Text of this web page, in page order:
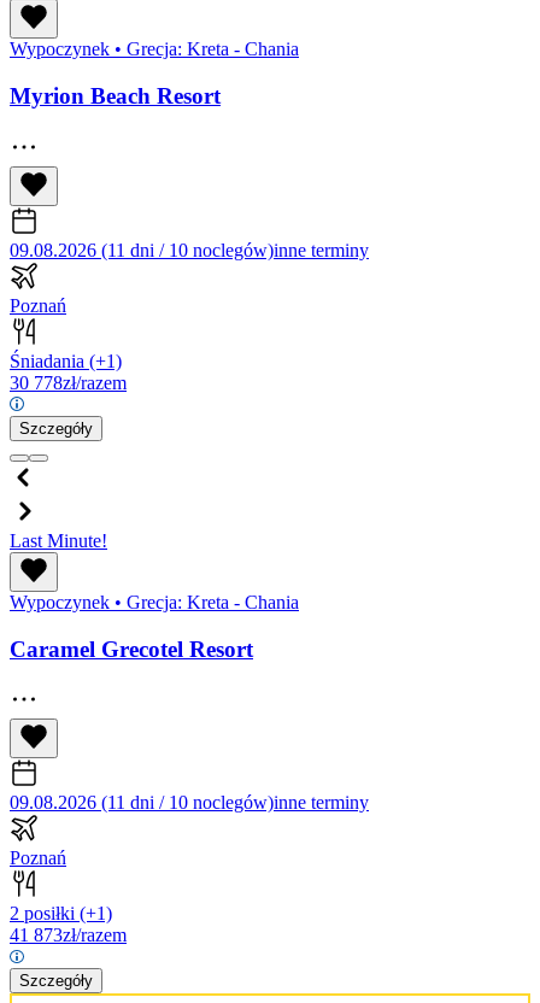
Wypoczynek • Grecja: Kreta - Chania
Myrion Beach Resort
09.08.2026 (11 dni / 10 noclegów)inne terminy
Poznań
Śniadania (+1)
30 778zł/razem
Szczegóły
Last Minute!
Wypoczynek • Grecja: Kreta - Chania
Caramel Grecotel Resort
09.08.2026 (11 dni / 10 noclegów)inne terminy
Poznań
2 posiłki (+1)
41 873zł/razem
Szczegóły